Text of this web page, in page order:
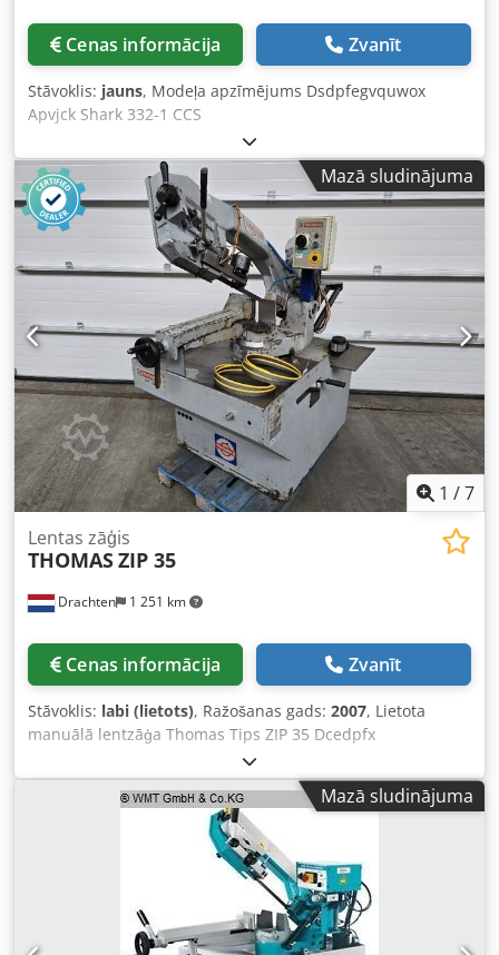
Cenas informācija Zvanīt
Stāvoklis: jauns, Modeļa apzīmējums Dsdpfegvquwox
Apvjck Shark 332-1 CCS
Mazā sludinājuma
1 /7
Drachten 1 251 km
Lentas zāģis
THOMASZIP 35
Cenas informācija Zvanīt
Stāvoklis: labi (lietots), Ražošanas gads: 2007, Lietota
manuālā lentzāģa Thomas Tips ZIP 35 Dcedpfx
Apoyhmglovek Manuāls, vienpusējs slīpais grieziens
Kapacitāte: 250 x 350 mm
Mazā sludinājuma